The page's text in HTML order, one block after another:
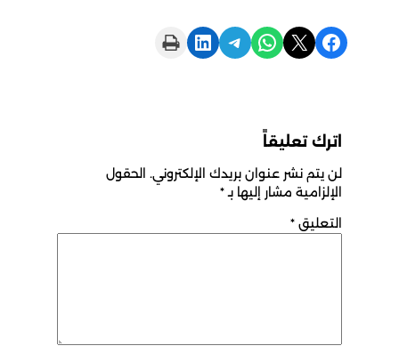
Share on Facebook
Share on X
Share on WhatsApp
Share on Telegram
Share on LinkedIn
Print this Page
اترك تعليقاً
لن يتم نشر عنوان بريدك الإلكتروني. الحقول
الإلزامية مشار إليها بـ *
التعليق*